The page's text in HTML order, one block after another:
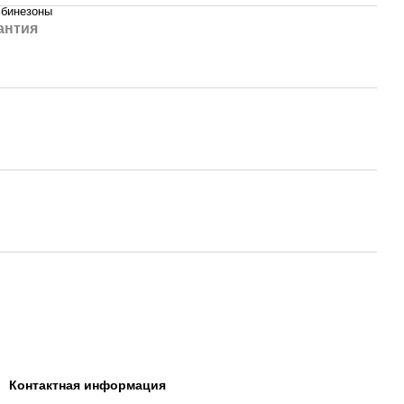
Контактная информация